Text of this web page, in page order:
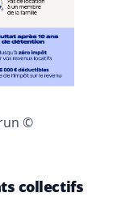
©
collectifs